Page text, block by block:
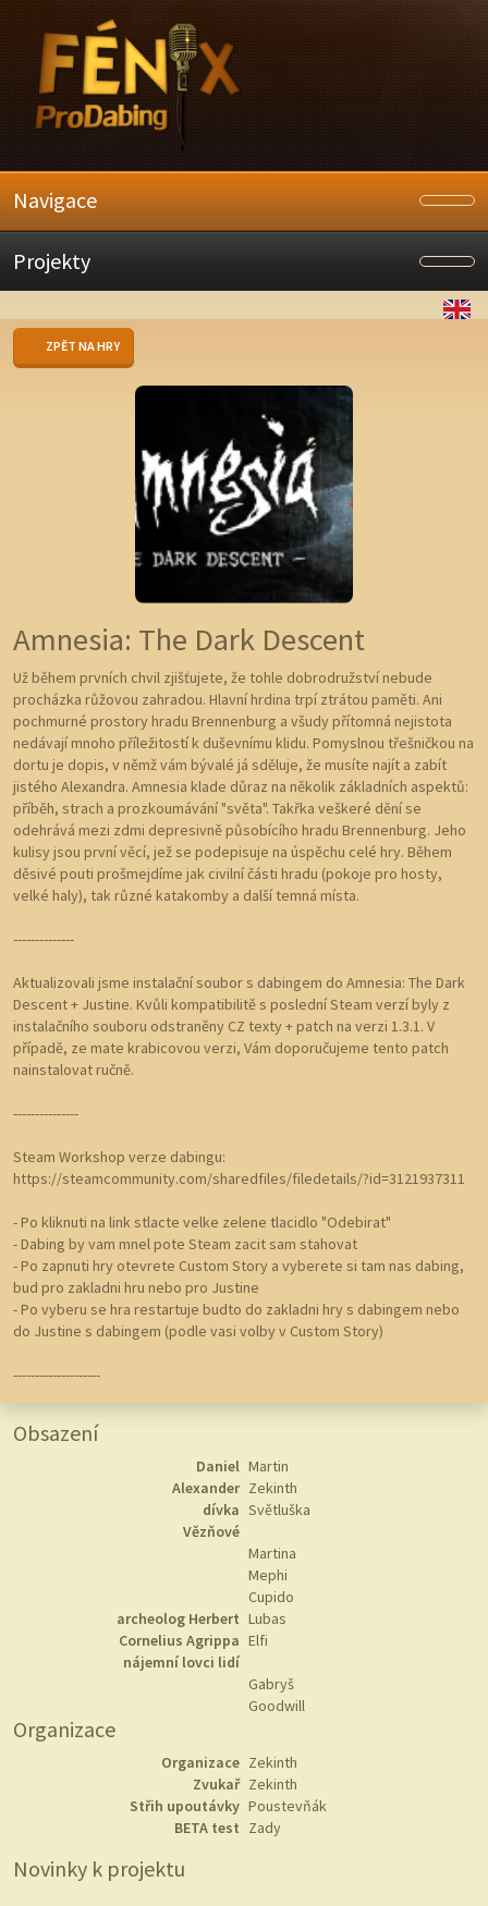
Navigace
Projekty
ZPĚT NA HRY
Amnesia: The Dark Descent
Už během prvních chvil zjišťujete, že tohle dobrodružství nebude
procházka růžovou zahradou. Hlavní hrdina trpí ztrátou paměti. Ani
pochmurné prostory hradu Brennenburg a všudy přítomná nejistota
nedávají mnoho příležitostí k duševnímu klidu. Pomyslnou třešničkou na
dortu je dopis, v němž vám bývalé já sděluje, že musíte najít a zabít
jistého Alexandra. Amnesia klade důraz na několik základních aspektů:
příběh, strach a prozkoumávání "světa". Takřka veškeré dění se
odehrává mezi zdmi depresivně působícího hradu Brennenburg. Jeho
kulisy jsou první věcí, jež se podepisuje na úspěchu celé hry. Během
děsivé pouti prošmejdíme jak civilní části hradu (pokoje pro hosty,
velké haly), tak různé katakomby a další temná místa.
--------------
Aktualizovali jsme instalační soubor s dabingem do Amnesia: The Dark
Descent + Justine. Kvůli kompatibilitě s poslední Steam verzí byly z
instalačního souboru odstraněny CZ texty + patch na verzi 1.3.1. V
případě, ze mate krabicovou verzi, Vám doporučujeme tento patch
nainstalovat ručně.
---------------
Steam Workshop verze dabingu:
https://steamcommunity.com/sharedfiles/filedetails/?id=3121937311
- Po kliknuti na link stlacte velke zelene tlacidlo "Odebirat"
- Dabing by vam mnel pote Steam zacit sam stahovat
- Po zapnuti hry otevrete Custom Story a vyberete si tam nas dabing,
bud pro zakladni hru nebo pro Justine
- Po vyberu se hra restartuje budto do zakladni hry s dabingem nebo
do Justine s dabingem (podle vasi volby v Custom Story)
--------------------
Obsazení
Daniel Martin
Alexander Zekinth
dívka Světluška
Vězňové
Martina
Mephi
Cupido
archeolog Herbert Lubas
Cornelius Agrippa Elfi
nájemní lovci lidí
Gabryš
Goodwill
Organizace
Organizace Zekinth
Zvukař Zekinth
Střih upoutávky Poustevňák
BETA test Zady
Novinky k projektu